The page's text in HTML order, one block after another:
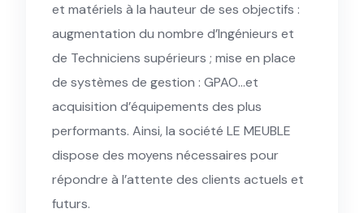
et matériels à la hauteur de ses objectifs :
augmentation du nombre d’Ingénieurs et
de Techniciens supérieurs ; mise en place
de systèmes de gestion : GPAO…et
acquisition d’équipements des plus
performants. Ainsi, la société LE MEUBLE
dispose des moyens nécessaires pour
répondre à l’attente des clients actuels et
futurs.